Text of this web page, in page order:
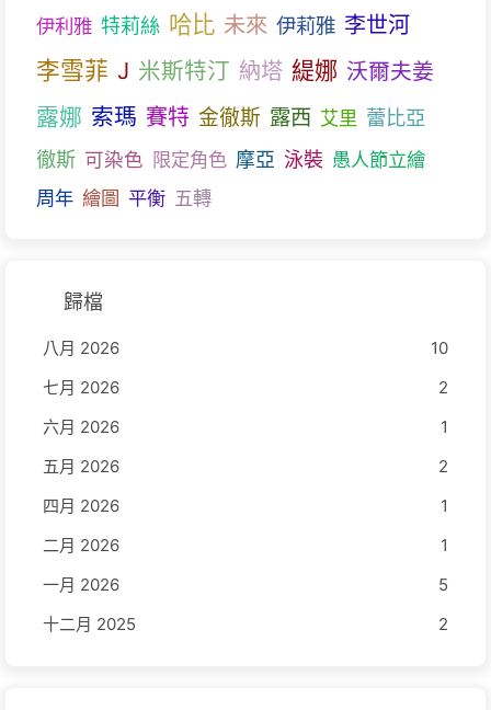
伊利雅 特莉絲 哈比 未來 伊莉雅 李世河
李雪菲 J 米斯特汀 納塔 緹娜 沃爾夫姜
露娜 索瑪 賽特 金徹斯 露西 艾里 蕾比亞
徹斯 可染色 限定角色 摩亞 泳裝 愚人節立繪
周年 繪圖 平衡 五轉
歸檔
八月 2026
10
七月 2026
2
六月 2026
1
五月 2026
2
四月 2026
1
二月 2026
1
一月 2026
5
十二月 2025
2